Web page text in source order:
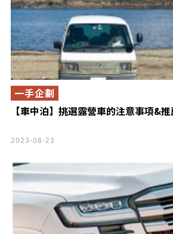
【車中泊】挑選露營車的注意事項&
一手企劃
2023-08-23